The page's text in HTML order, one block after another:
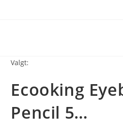
Valgt:
Ecooking
Pencil 5…